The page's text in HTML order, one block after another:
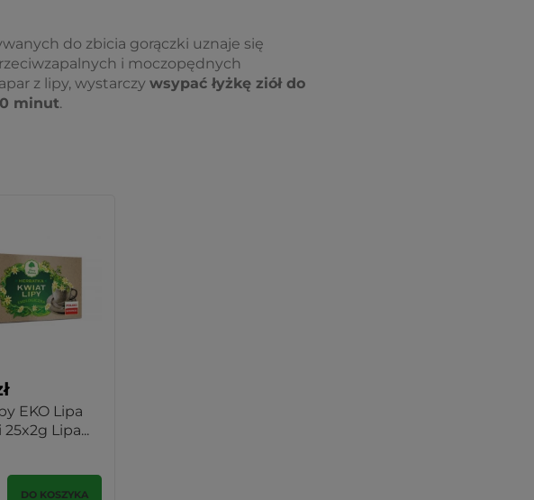
do zbicia gorączki uznaje się
i moczopędnych
z lipy, wystarczy wsypać łyżkę ziół do
minut.
EKO Lipa
Lipa...
DO KOSZYKA